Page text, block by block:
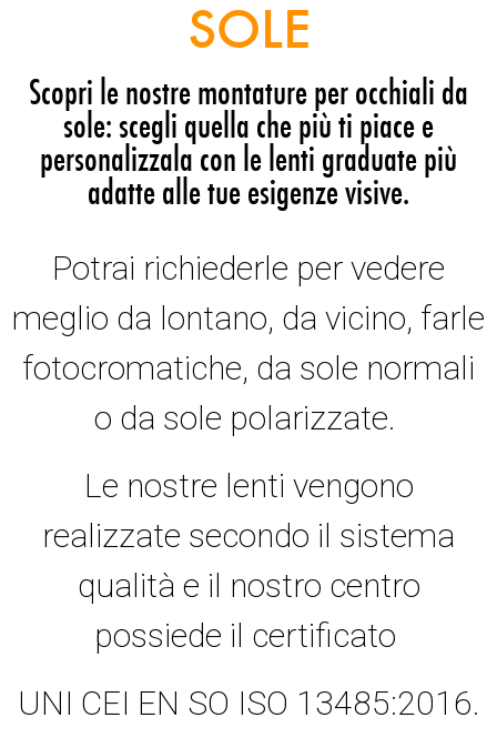
SOLE
Scopri le nostre montature per occhiali da
sole: scegli quella che più ti piace e
personalizzala con le lenti graduate più
adatte alle tue esigenze visive.
Potrai richiederle per vedere
meglio da lontano, da vicino, farle
fotocromatiche, da sole normali
o da sole polarizzate.
Le nostre lenti vengono
realizzate secondo il sistema
qualità e il nostro centro
possiede il certificato
UNI CEI EN SO ISO 13485:2016.